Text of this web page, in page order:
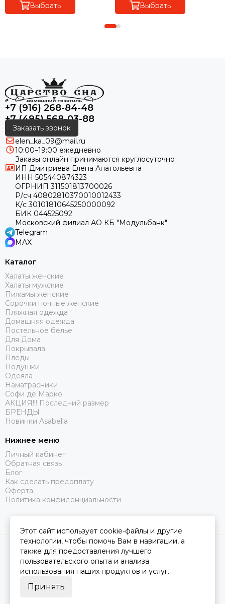
Выбрать Выбрать
+7 (916) 268-84-48
+7 (495) 568-03-88
Заказать звонок
elen_ka_09@mail.ru
10:00–19:00 ежедневно
Заказы онлайн принимаются круглосуточно
ИП Дмитриева Елена Анатольевна
ИНН 505440874323
ОГРНИП 311501813700026
Р/сч 40802810370010012433
К/с 30101810645250000092
БИК 044525092
Московский филиал АО КБ "Модульбанк"
Telegram
MAX
Каталог
Халаты женские
Халаты мужские
Пижамы женские
Сорочки ночные женские
Пляжная одежда
Домашняя одежда
Постельное белье
Для Дома
Покрывала
Пледы
Подушки
Одеяла
Наматрасники
Софи де Марко
АКЦИЯ!!! Последний размер
БРЕНДЫ
Новинки Asabella
Нижнее меню
Личный кабинет
Обратная связь
Блог
Как сделать предоплату
Оферта
Политика конфиденциальности
2026 © Царство Сна.Карта сайта
Этот сайт использует cookie-файлы и другие
технологии, чтобы помочь Вам в навигации, а
также для предоставления лучшего
пользовательского опыта и анализа
использования наших продуктов и услуг.
Принять